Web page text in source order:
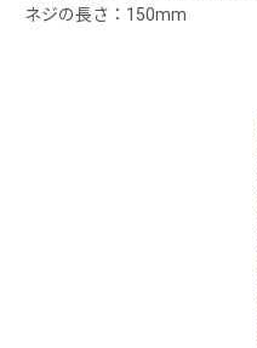
ネジの長さ：150mm